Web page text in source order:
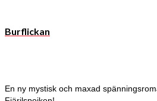
Burflickan
En ny mystisk och maxad